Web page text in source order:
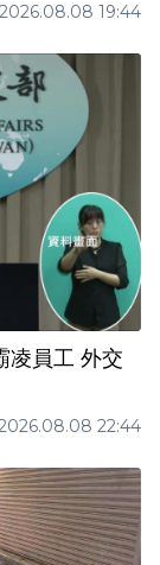
2026.08.08 19:44
凌員工 外交
22:44